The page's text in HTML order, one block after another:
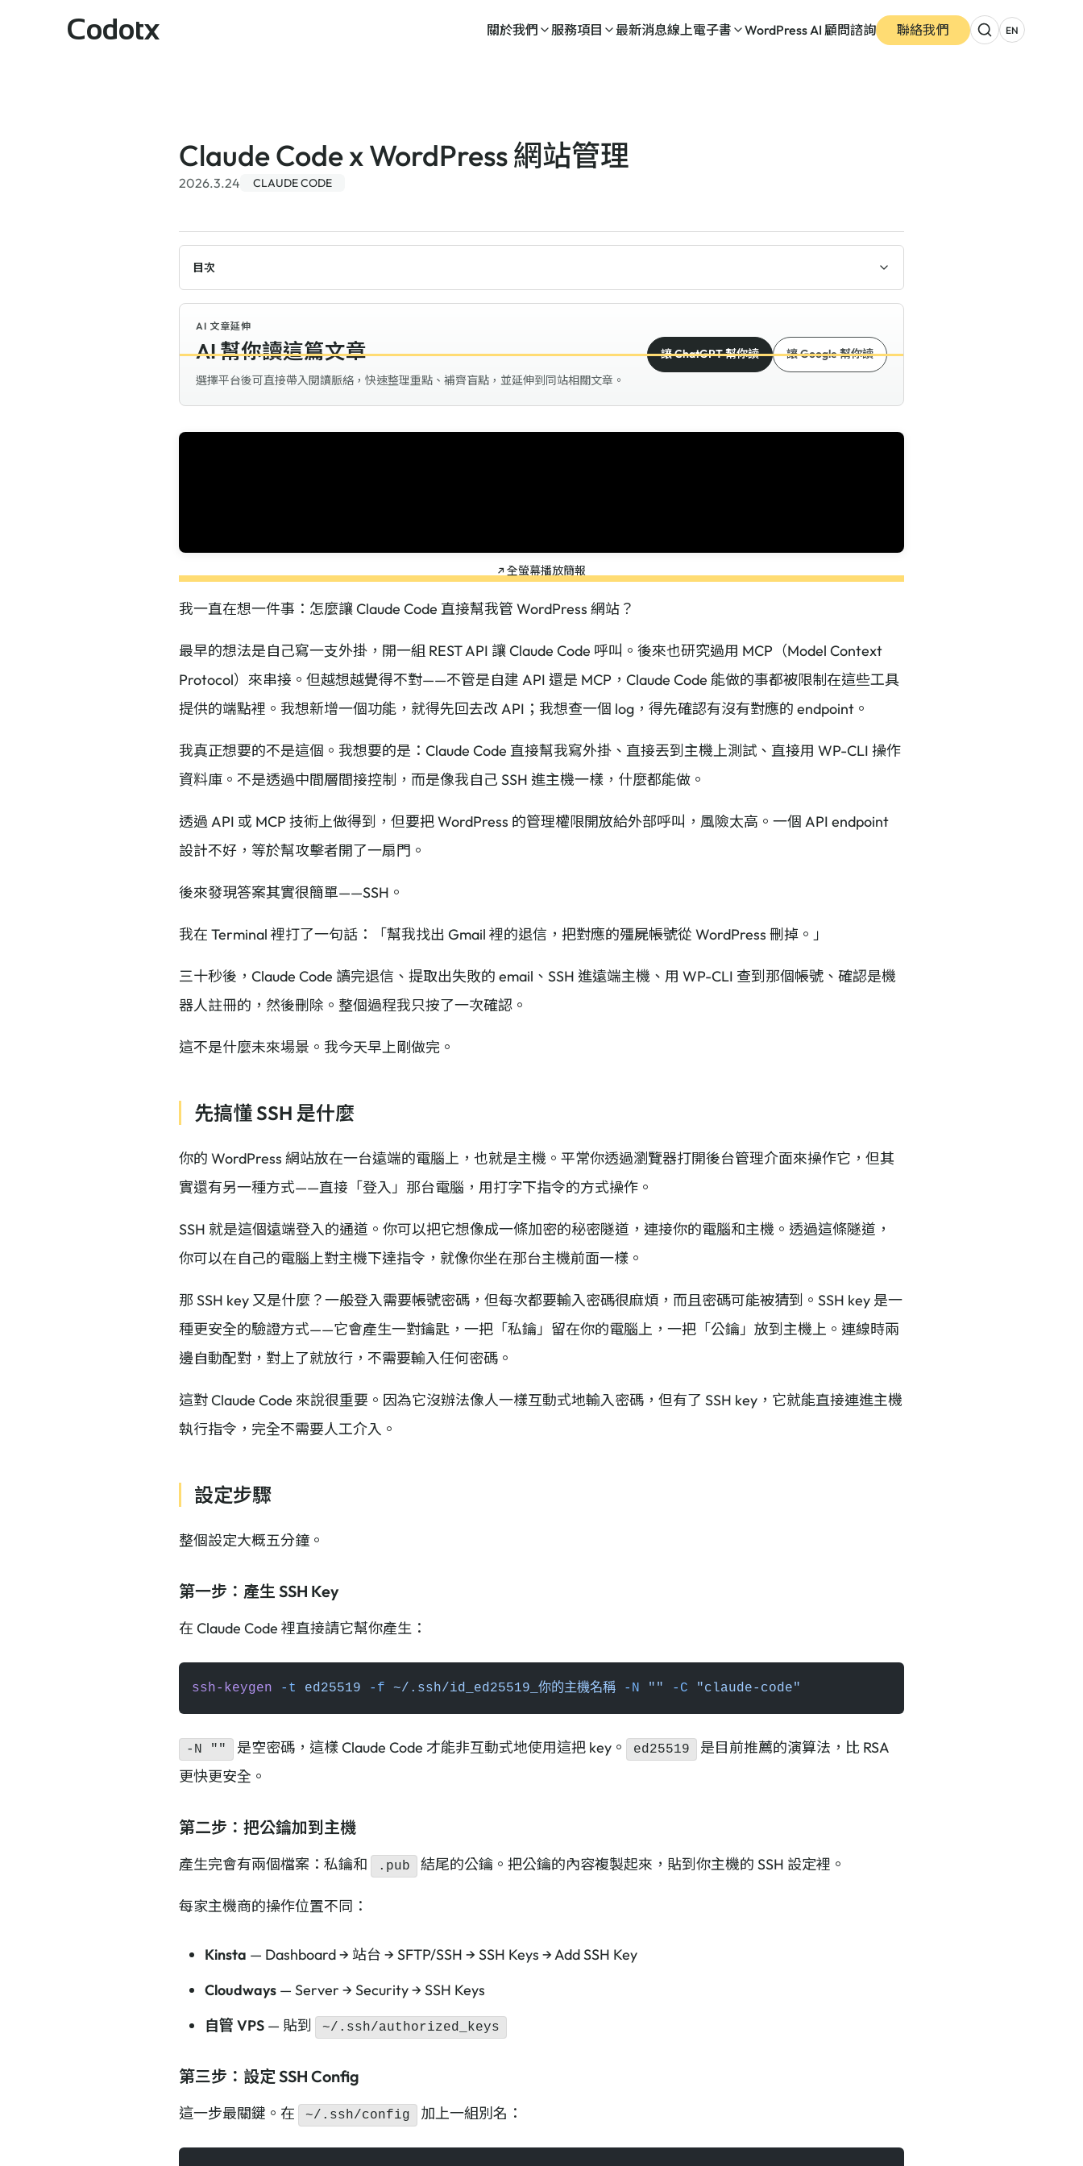
Codotx 關於我們 服務項目 最新消息線上電子書 WordPress AI 顧問諮詢 聯絡我們 EN
Claude Code x WordPress 網站管理
2026.3.24 CLAUDE CODE
目次
AI 文章延伸
AI 幫你讀這篇文章
選擇平台後可直接帶入閱讀脈絡，快速整理重點、補齊盲點，並延伸到同站相關文章。
讓 ChatGPT 幫你讀 讓 Google 幫你讀
↗ 全螢幕播放簡報
我一直在想一件事：怎麼讓 Claude Code 直接幫我管 WordPress 網站？
最早的想法是自己寫一支外掛，開一組 REST API 讓 Claude Code 呼叫。後來也研究過用 MCP（Model Context
Protocol）來串接。但越想越覺得不對——不管是自建 API 還是 MCP，Claude Code 能做的事都被限制在這些工具
提供的端點裡。我想新增一個功能，就得先回去改 API；我想查一個 log，得先確認有沒有對應的 endpoint。
我真正想要的不是這個。我想要的是：Claude Code 直接幫我寫外掛、直接丟到主機上測試、直接用 WP-CLI 操作
資料庫。不是透過中間層間接控制，而是像我自己 SSH 進主機一樣，什麼都能做。
透過 API 或 MCP 技術上做得到，但要把 WordPress 的管理權限開放給外部呼叫，風險太高。一個 API endpoint
設計不好，等於幫攻擊者開了一扇門。
後來發現答案其實很簡單——SSH。
我在 Terminal 裡打了一句話：「幫我找出 Gmail 裡的退信，把對應的殭屍帳號從 WordPress 刪掉。」
三十秒後，Claude Code 讀完退信、提取出失敗的 email、SSH 進遠端主機、用 WP-CLI 查到那個帳號、確認是機
器人註冊的，然後刪除。整個過程我只按了一次確認。
這不是什麼未來場景。我今天早上剛做完。
先搞懂 SSH 是什麼
你的 WordPress 網站放在一台遠端的電腦上，也就是主機。平常你透過瀏覽器打開後台管理介面來操作它，但其
實還有另一種方式——直接「登入」那台電腦，用打字下指令的方式操作。
SSH 就是這個遠端登入的通道。你可以把它想像成一條加密的秘密隧道，連接你的電腦和主機。透過這條隧道，
你可以在自己的電腦上對主機下達指令，就像你坐在那台主機前面一樣。
那 SSH key 又是什麼？一般登入需要帳號密碼，但每次都要輸入密碼很麻煩，而且密碼可能被猜到。SSH key 是一
種更安全的驗證方式——它會產生一對鑰匙，一把「私鑰」留在你的電腦上，一把「公鑰」放到主機上。連線時兩
邊自動配對，對上了就放行，不需要輸入任何密碼。
這對 Claude Code 來說很重要。因為它沒辦法像人一樣互動式地輸入密碼，但有了 SSH key，它就能直接連進主機
執行指令，完全不需要人工介入。
設定步驟
整個設定大概五分鐘。
第一步：產生 SSH Key
在 Claude Code 裡直接請它幫你產生：
ssh-keygen -t ed25519 -f ~/.ssh/id_ed25519_你的主機名稱 -N "" -C "claude-code"
-N "" 是空密碼，這樣 Claude Code 才能非互動式地使用這把 key。 ed25519
是目前推薦的演算法，比 RSA
更快更安全。
第二步：把公鑰加到主機
產生完會有兩個檔案：私鑰和 .pub 結尾的公鑰。把公鑰的內容複製起來，貼到你主機的 SSH 設定裡。
每家主機商的操作位置不同：
Kinsta — Dashboard → 站台 → SFTP/SSH → SSH Keys → Add SSH Key
Cloudways — Server → Security → SSH Keys
自管 VPS — 貼到 ~/.ssh/authorized_keys
第三步：設定 SSH Config
這一步最關鍵。在 ~/.ssh/config 加上一組別名：